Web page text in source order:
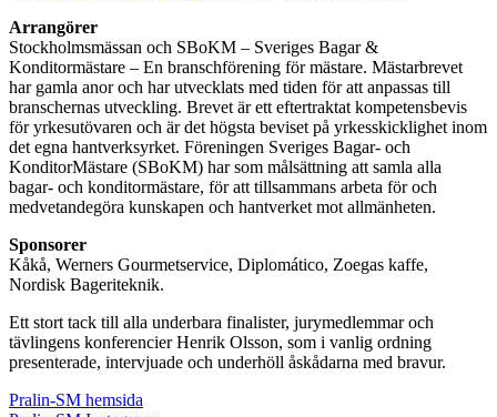
Arrangörer
Stockholmsmässan och SBoKM – Sveriges Bagar &
Konditormästare – En branschförening för mästare. Mästarbrevet
har gamla anor och har utvecklats med tiden för att anpassas till
branschernas utveckling. Brevet är ett eftertraktat kompetensbevis
för yrkesutövaren och är det högsta beviset på yrkesskicklighet inom
det egna hantverksyrket. Föreningen Sveriges Bagar- och
KonditorMästare (SBoKM) har som målsättning att samla alla
bagar- och konditormästare, för att tillsammans arbeta för och
medvetandegöra kunskapen och hantverket mot allmänheten.
Sponsorer
Kåkå, Werners Gourmetservice, Diplomático, Zoegas kaffe,
Nordisk Bageriteknik.
Ett stort tack till alla underbara finalister, jurymedlemmar och
tävlingens konferencier Henrik Olsson, som i vanlig ordning
presenterade, intervjuade och underhöll åskådarna med bravur.
Pralin-SM hemsida